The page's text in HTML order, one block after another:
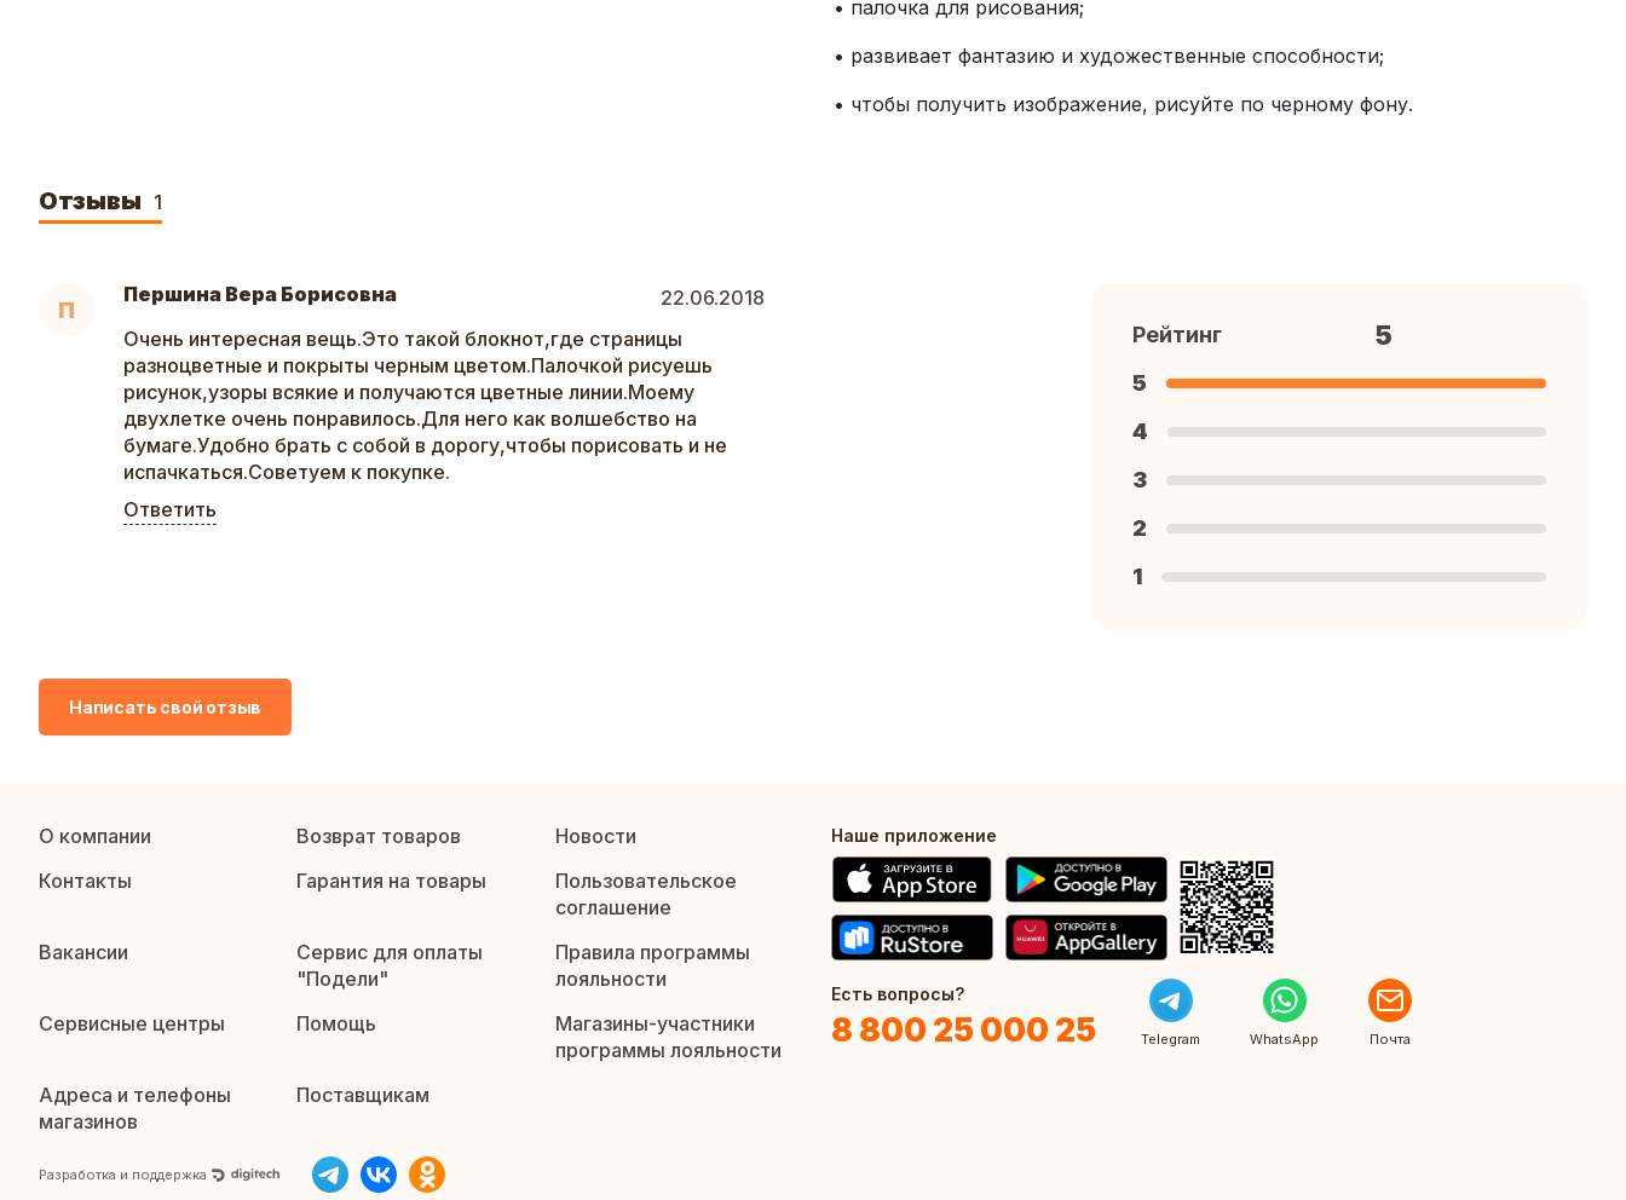
• чтобы получить изображение, рисуйте по черному фону.
Отзывы 1
П
Першина Вера Борисовна
22.06.2018
Очень интересная вещь.Это такой блокнот,где страницы
разноцветные и покрыты черным цветом.Палочкой рисуешь
рисунок,узоры всякие и получаются цветные линии.Моему
двухлетке очень понравилось.Для него как волшебство на
бумаге.Удобно брать с собой в дорогу,чтобы порисовать и не
испачкаться.Советуем к покупке.
Ответить
Рейтинг 5
5
4
3
2
1
Написать свой отзыв
О компании Возврат товаров
Новости
Контакты
Гарантия на товары
Пользовательское
соглашение
Вакансии
Сервис для оплаты
"Подели"
Правила программы
лояльности
Сервисные центры
Помощь
Магазины-участники
программы лояльности
Адреса и телефоны
магазинов
Поставщикам
Разработка и поддержка
Наше приложение
Есть вопросы?
8 800 25 000 25 Telegram WhatsApp Почта